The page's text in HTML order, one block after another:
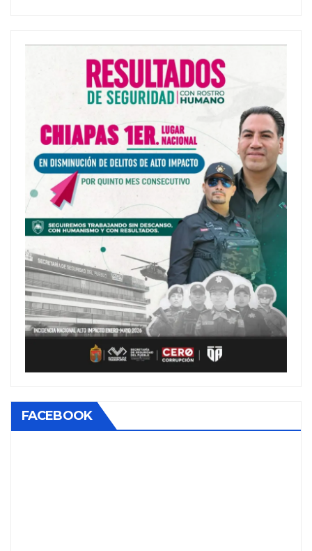
FACEBOOK